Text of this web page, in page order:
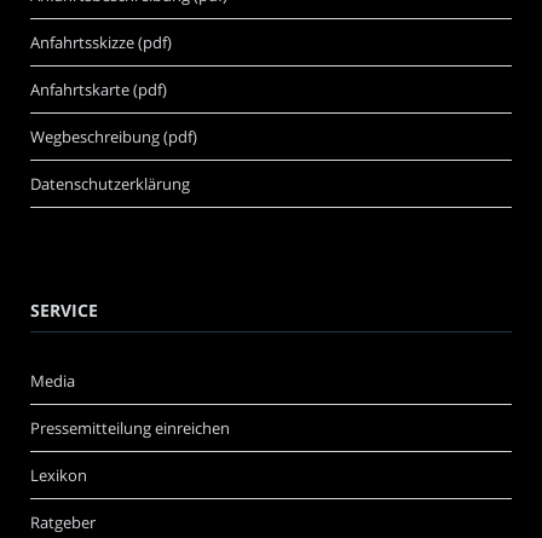
Anfahrtsskizze (pdf)
Anfahrtskarte (pdf)
Wegbeschreibung (pdf)
Datenschutzerklärung
SERVICE
Media
Pressemitteilung einreichen
Lexikon
Ratgeber